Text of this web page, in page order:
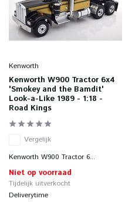
Kenworth
Kenworth W900 Tractor 6x4
'Smokey and the Bamdit'
Look-a-Like 1989 - 1:18 -
Road Kings
Vergelijk
Kenworth W900 Tractor 6...
Niet op voorraad
Tijdelijk uitverkocht
Deliverytime